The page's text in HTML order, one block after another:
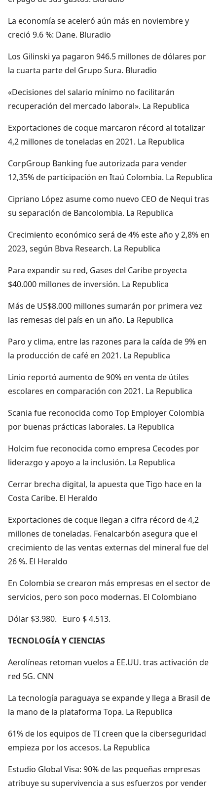
La economía se aceleró aún más en noviembre y
creció 9.6 %: Dane. Bluradio
Los Gilinski ya pagaron 946.5 millones de dólares por
la cuarta parte del Grupo Sura. Bluradio
«Decisiones del salario mínimo no facilitarán
recuperación del mercado laboral». La Republica
Exportaciones de coque marcaron récord al totalizar
4,2 millones de toneladas en 2021. La Republica
CorpGroup Banking fue autorizada para vender
12,35% de participación en Itaú Colombia. La Republica
Cipriano López asume como nuevo CEO de Nequi tras
su separación de Bancolombia. La Republica
Crecimiento económico será de 4% este año y 2,8% en
2023, según Bbva Research. La Republica
Para expandir su red, Gases del Caribe proyecta
$40.000 millones de inversión. La Republica
Más de US$8.000 millones sumarán por primera vez
las remesas del país en un año. La Republica
Paro y clima, entre las razones para la caída de 9% en
la producción de café en 2021. La Republica
Linio reportó aumento de 90% en venta de útiles
escolares en comparación con 2021. La Republica
Scania fue reconocida como Top Employer Colombia
por buenas prácticas laborales. La Republica
Holcim fue reconocida como empresa Cecodes por
liderazgo y apoyo a la inclusión. La Republica
Cerrar brecha digital, la apuesta que Tigo hace en la
Costa Caribe. El Heraldo
Exportaciones de coque llegan a cifra récord de 4,2
millones de toneladas. Fenalcarbón asegura que el
crecimiento de las ventas externas del mineral fue del
26 %. El Heraldo
En Colombia se crearon más empresas en el sector de
servicios, pero son poco modernas. El Colombiano
Dólar $3.980. Euro $ 4.513.
TECNOLOGÍA Y CIENCIAS
Aerolíneas retoman vuelos a EE.UU. tras activación de
red 5G. CNN
La tecnología paraguaya se expande y llega a Brasil de
la mano de la plataforma Topa. La Republica
61% de los equipos de TI creen que la ciberseguridad
empieza por los accesos. La Republica
Estudio Global Visa: 90% de las pequeñas empresas
atribuye su supervivencia a sus esfuerzos por vender